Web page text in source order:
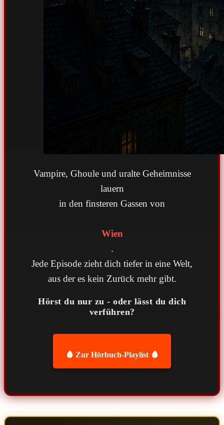
Vampire, Ghoule und uralte Geheimnisse
lauern
in den finsteren Gassen von
Wien
.
Jede Episode zieht dich tiefer in eine Welt,
aus der es kein Zurück mehr gibt.
Hörst du nur zu - oder lässt du dich
verführen?
🩸 Zur Hörbuch-Playlist 🩸